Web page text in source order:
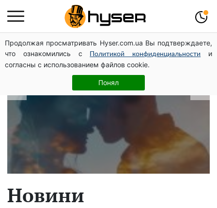
Продолжая просматривать Hyser.com.ua Вы подтверждаете,
что ознакомились с
Политикой конфиденциальности
и
согласны с использованием файлов cookie.
Понял
В які дати народжуються найвірніші
чоловіки: краще одразу перевірити,
щоб потім не страждати
Новини